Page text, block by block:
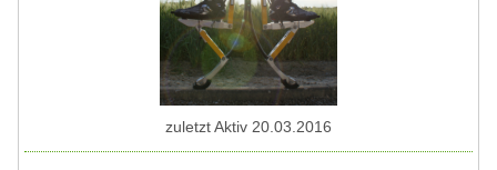
zuletzt Aktiv 20.03.2016